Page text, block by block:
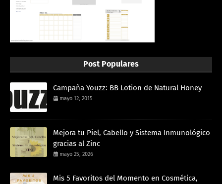
Post Populares
Campaña Youzz: BB Lotion de Natural Honey
mayo 12, 2015
Mejora tu Piel, Cabello y Sistema Inmunológico
gracias al Zinc
mayo 25, 2026
Mis 5 Favoritos del Momento en Cosmética,